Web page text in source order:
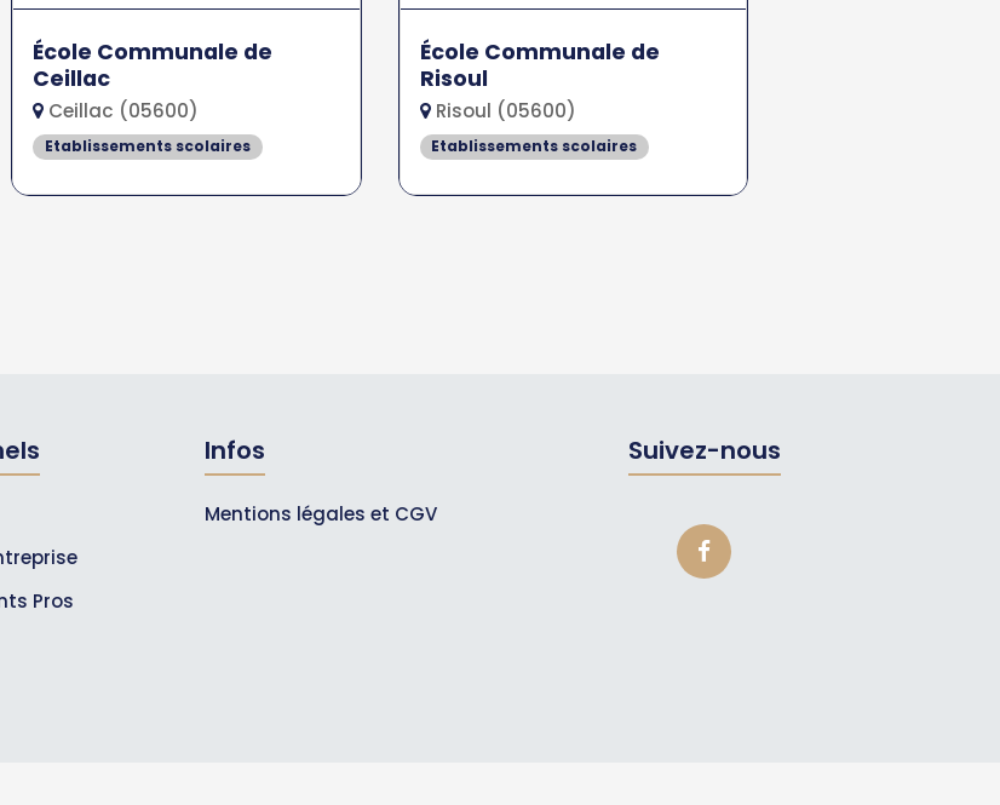
École Communale de
Ceillac
Ceillac (05600)
Etablissements scolaires
École Communale de
Risoul
Risoul (05600)
Etablissements scolaires
Pros
Infos
Mentions légales et CGV
Suivez-nous